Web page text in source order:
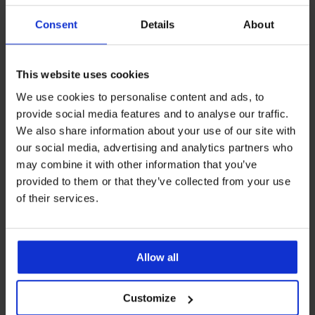
Consent Details About
This website uses cookies
We use cookies to personalise content and ads, to
provide social media features and to analyse our traffic.
We also share information about your use of our site with
our social media, advertising and analytics partners who
may combine it with other information that you’ve
provided to them or that they’ve collected from your use
of their services.
Allow all
Customize
-30%
Tange Bamboo Nature
10,49 € Prvobitna cijena
14,99 €
Tange Extra Stretch II
Popust
4,89 € Prvobitna cijena
6,99 €